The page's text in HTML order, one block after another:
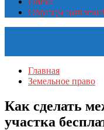
Образцы
Главная
Земельное право
Как сделать
участка